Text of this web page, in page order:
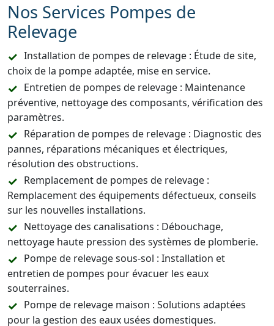
Nos Services Pompes de
Relevage
Installation de pompes de relevage : Étude de site,
choix de la pompe adaptée, mise en service.
Entretien de pompes de relevage : Maintenance
préventive, nettoyage des composants, vérification des
paramètres.
Réparation de pompes de relevage : Diagnostic des
pannes, réparations mécaniques et électriques,
résolution des obstructions.
Remplacement de pompes de relevage :
Remplacement des équipements défectueux, conseils
sur les nouvelles installations.
Nettoyage des canalisations : Débouchage,
nettoyage haute pression des systèmes de plomberie.
Pompe de relevage sous-sol : Installation et
entretien de pompes pour évacuer les eaux
souterraines.
Pompe de relevage maison : Solutions adaptées
pour la gestion des eaux usées domestiques.